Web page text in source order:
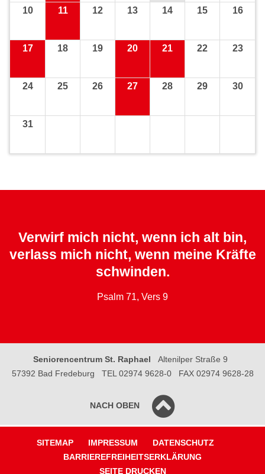
10 11 12 13 14 15 16
17 18 19 20 21 22 23
24 25 26 27 28 29 30
31
Verwirf mich nicht, wenn ich alt bin,
verlass mich nicht, wenn meine Kräfte
schwinden.
Psalm 71, Vers 9
Seniorencentrum St. Raphael
Altenilper Straße 9
57392 Bad Fredeburg
TEL 02974 9628-0 FAX 02974 9628-28
NACH OBEN
SITEMAP IMPRESSUM
DATENSCHUTZ
BARRIEREFREIHEITSERKLÄRUNG
SEITE DRUCKEN